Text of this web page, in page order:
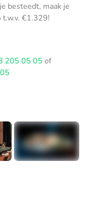
besteedt, maak je
t.w.v. €1.329!
205 05 05 of